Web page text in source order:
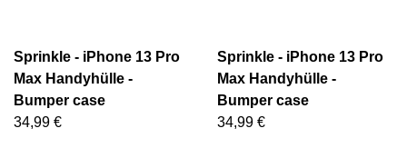
Sprinkle - iPhone 13 Pro
Max Handyhülle -
Bumper case
34,99 €
Sprinkle - iPhone 13 Pro
Max Handyhülle -
Bumper case
34,99 €